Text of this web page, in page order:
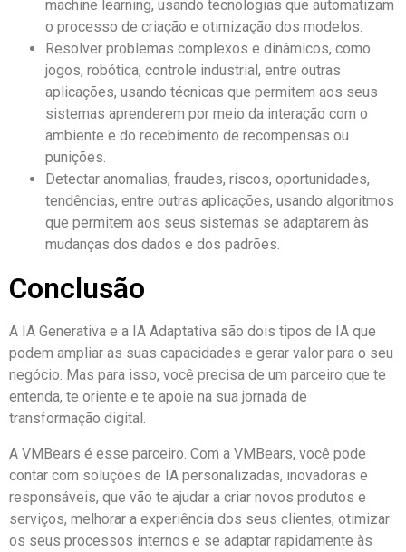
machine learning, usando tecnologias que automatizam
o processo de criação e otimização dos modelos.
Resolver problemas complexos e dinâmicos, como
jogos, robótica, controle industrial, entre outras
aplicações, usando técnicas que permitem aos seus
sistemas aprenderem por meio da interação com o
ambiente e do recebimento de recompensas ou
punições.
Detectar anomalias, fraudes, riscos, oportunidades,
tendências, entre outras aplicações, usando algoritmos
que permitem aos seus sistemas se adaptarem às
mudanças dos dados e dos padrões.
Conclusão
A IA Generativa e a IA Adaptativa são dois tipos de IA que
podem ampliar as suas capacidades e gerar valor para o seu
negócio. Mas para isso, você precisa de um parceiro que te
entenda, te oriente e te apoie na sua jornada de
transformação digital.
A VMBears é esse parceiro. Com a VMBears, você pode
contar com soluções de IA personalizadas, inovadoras e
responsáveis, que vão te ajudar a criar novos produtos e
serviços, melhorar a experiência dos seus clientes, otimizar
os seus processos internos e se adaptar rapidamente às